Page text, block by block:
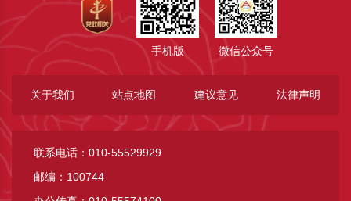
手机版 微信公众号
关于我们 站点地图 建议意见 法律声明
联系电话：010-55529929
邮编：100744